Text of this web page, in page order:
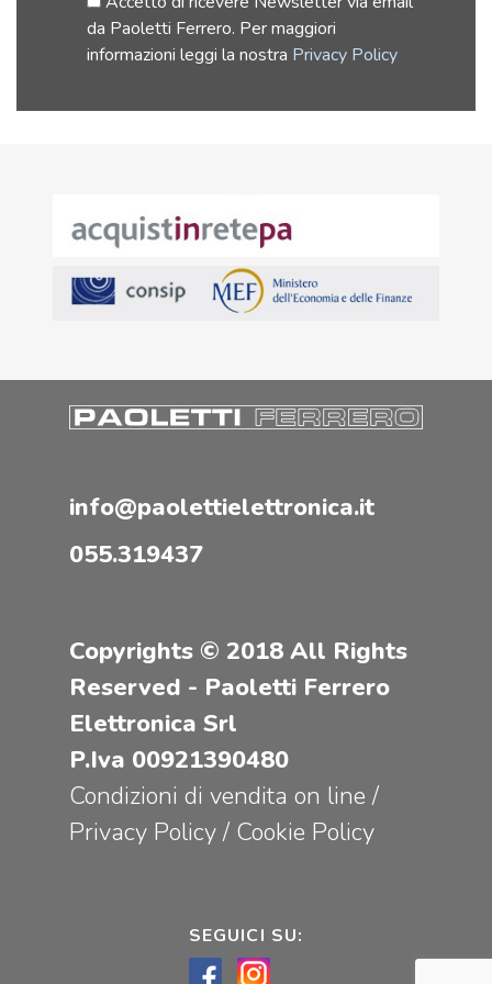
da Paoletti Ferrero. Per maggiori
informazioni leggi la nostra Privacy Policy
info@paolettielettronica.it
055.319437
Copyrights © 2018 All Rights
Reserved - Paoletti Ferrero
Elettronica Srl
P.Iva 00921390480
Condizioni di vendita on line /
Privacy Policy/ Cookie Policy
SEGUICI SU: